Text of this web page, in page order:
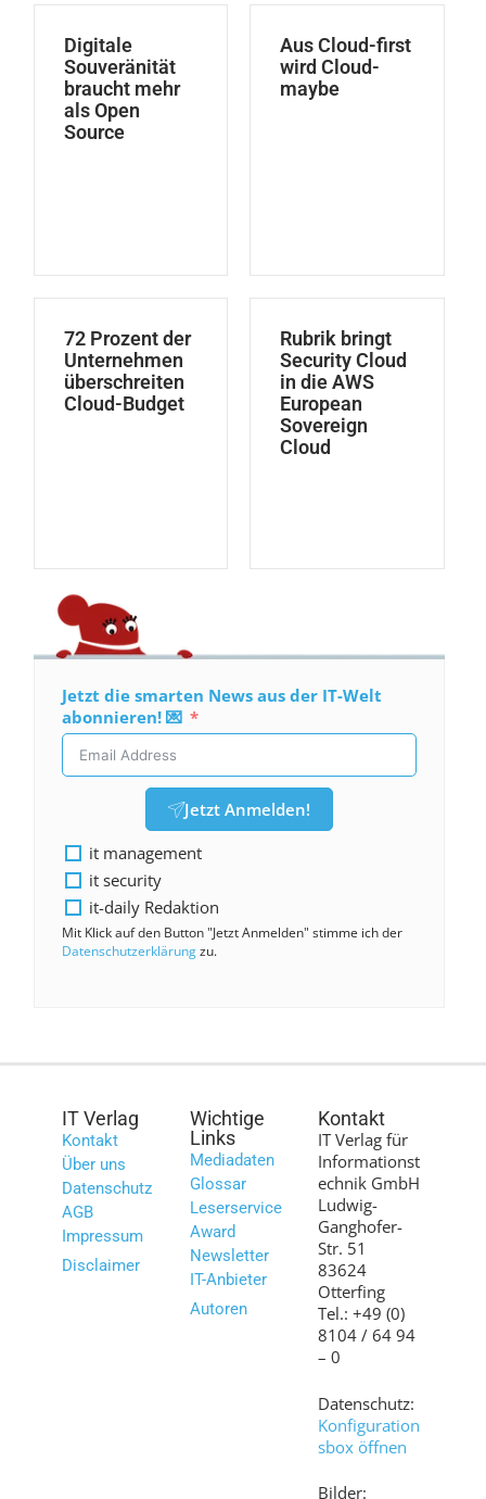
Digitale
Souveränität
braucht mehr
als Open
Source
Aus Cloud-first
wird Cloud-
maybe
72 Prozent der
Unternehmen
überschreiten
Cloud-Budget
Rubrik bringt
Security Cloud
in die AWS
European
Sovereign
Cloud
Jetzt die smarten News aus der IT-Welt
abonnieren! 💌
Jetzt Anmelden!
it management
it security
it-daily Redaktion
Mit Klick auf den Button "Jetzt Anmelden" stimme ich der
Datenschutzerklärungzu.
IT Verlag
Kontakt
Über uns
Datenschutz
AGB
Impressum
Disclaimer
Wichtige
Links
Mediadaten
Glossar
Leserservice
Award
Newsletter
IT-Anbieter
Autoren
Kontakt
IT Verlag für
Informationst
echnik GmbH
Ludwig-
Ganghofer-
Str. 51
83624
Otterfing
Tel.: +49 (0)
8104 / 64 94
– 0
Datenschutz:
Konfiguration
sbox öffnen
Bilder: